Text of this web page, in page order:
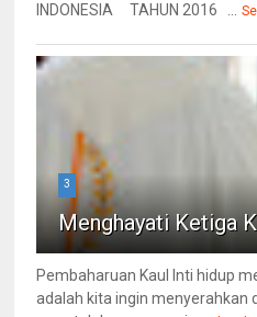
INDONESIA TAHUN 2016 ...
3
Menghayati Ketiga
Pembaharuan Kaul Inti hidup
adalah kita ingin menyerahkan